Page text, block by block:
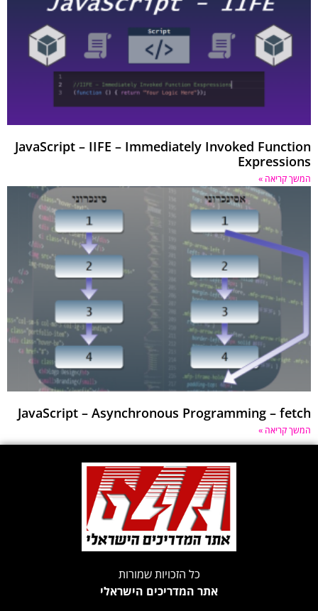
JavaScript – IIFE – Immediately Invoked
קריאה »
JavaScript – Asynchronous Programming –
קריאה »
כל הזכויות שמורות
אתר המדריכים הישראלי